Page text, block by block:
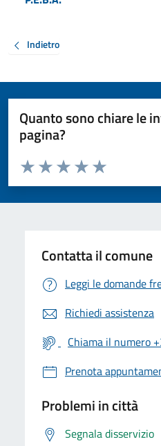
Indietro
Quanto sono chiare le
pagina?
Valuta da 1 a 5 stelle la pagina
Valuta 5 stelle
Valuta 4 stelle su 5
Valuta 3 stelle su 5
Valuta 2 stelle su 5
Valuta 1 stelle su 5
Contatta il comune
Leggi le domande
Richiedi assistenza
Chiama il numero
Prenota
Problemi in città
Segnala disservizio